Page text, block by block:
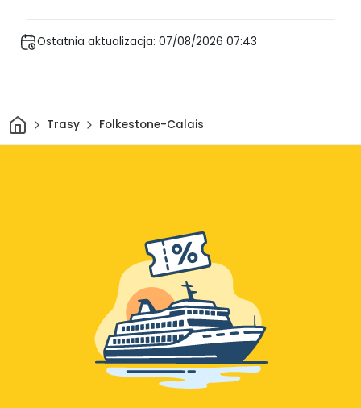
Ostatnia aktualizacja: 07/08/2026 07:43
DomTrasy Folkestone-Calais